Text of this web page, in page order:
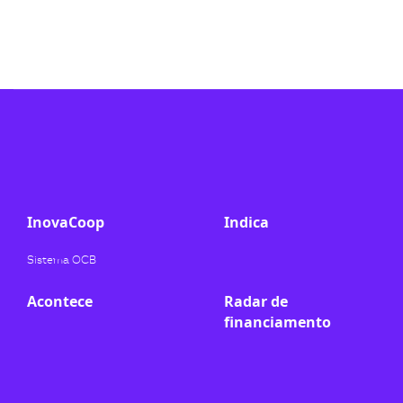
InovaCoop
Sistema OCB
Acontece
Indica
Radar de
financiamento